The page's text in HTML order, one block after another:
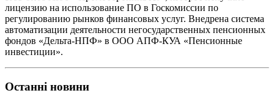
лицензию на использование ПО в Госкомиссии по
регулированию рынков финансовых услуг. Внедрена система
автоматизации деятельности негосударственных пенсионных
фондов «Дельта-НПФ» в ООО АПФ-КУА «Пенсионные
инвестиции».
Останні новини